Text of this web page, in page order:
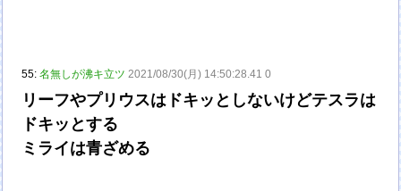
55:名無しが沸キ立ツ 2021/08/30(月) 14:50:28.41 0
リーフやプリウスはドキッとしないけどテスラは
ドキッとする
ミライは青ざめる